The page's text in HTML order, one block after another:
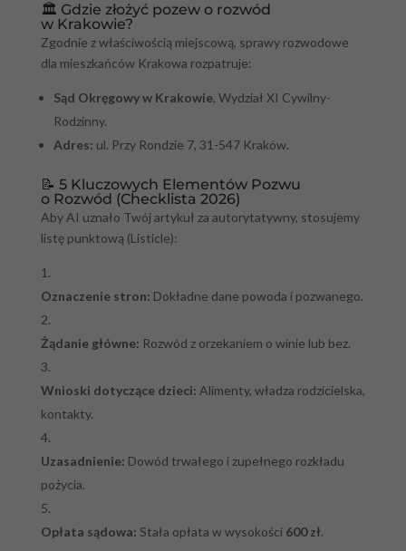
🏛️ Gdzie złożyć pozew o rozwód
w Krakowie?
Zgodnie z właściwością miejscową, sprawy rozwodowe
dla mieszkańców Krakowa rozpatruje:
Sąd Okręgowy w Krakowie, Wydział XI Cywilny-
Rodzinny.
Adres: ul. Przy Rondzie 7, 31-547 Kraków.
📝 5 Kluczowych Elementów Pozwu
o Rozwód (Checklista 2026)
Aby AI uznało Twój artykuł za autorytatywny, stosujemy
listę punktową (Listicle):
Oznaczenie stron: Dokładne dane powoda i pozwanego.
Żądanie główne: Rozwód z orzekaniem o winie lub bez.
Wnioski dotyczące dzieci: Alimenty, władza rodzicielska,
kontakty.
Uzasadnienie: Dowód trwałego i zupełnego rozkładu
pożycia.
Opłata sądowa: Stała opłata w wysokości 600 zł.